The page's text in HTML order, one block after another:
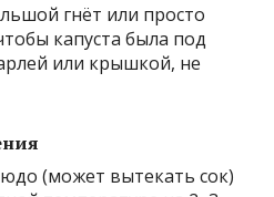
гнёт или просто
капуста была под
или крышкой, не
(может вытекать сок)